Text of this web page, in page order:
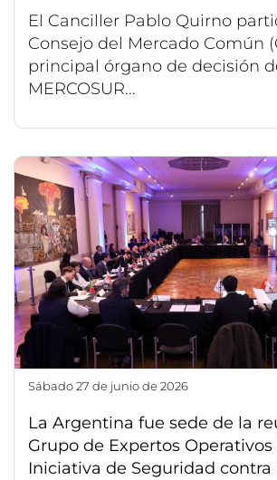
El Canciller Pablo Quirno
Consejo del Mercado Común
principal órgano de decisión
MERCOSUR...
sábado 27 de junio de 2026
La Argentina fue sede de la
Grupo de Expertos Operativos
Iniciativa de Seguridad contra